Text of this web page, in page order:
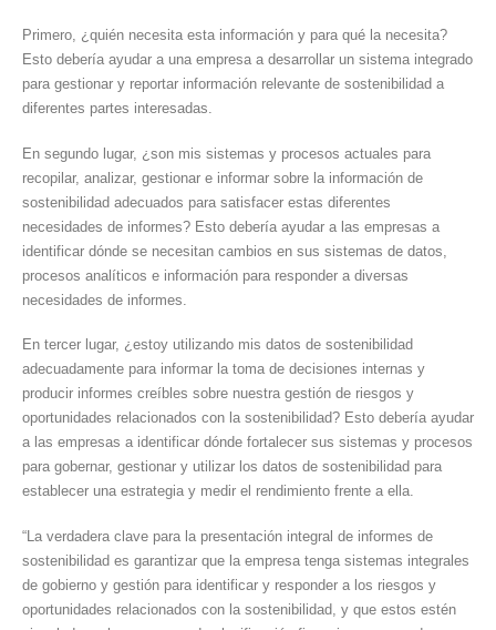
Primero, ¿quién necesita esta información y para qué la necesita?
Esto debería ayudar a una empresa a desarrollar un sistema integrado
para gestionar y reportar información relevante de sostenibilidad a
diferentes partes interesadas.
En segundo lugar, ¿son mis sistemas y procesos actuales para
recopilar, analizar, gestionar e informar sobre la información de
sostenibilidad adecuados para satisfacer estas diferentes
necesidades de informes? Esto debería ayudar a las empresas a
identificar dónde se necesitan cambios en sus sistemas de datos,
procesos analíticos e información para responder a diversas
necesidades de informes.
En tercer lugar, ¿estoy utilizando mis datos de sostenibilidad
adecuadamente para informar la toma de decisiones internas y
producir informes creíbles sobre nuestra gestión de riesgos y
oportunidades relacionados con la sostenibilidad? Esto debería ayudar
a las empresas a identificar dónde fortalecer sus sistemas y procesos
para gobernar, gestionar y utilizar los datos de sostenibilidad para
establecer una estrategia y medir el rendimiento frente a ella.
“La verdadera clave para la presentación integral de informes de
sostenibilidad es garantizar que la empresa tenga sistemas integrales
de gobierno y gestión para identificar y responder a los riesgos y
oportunidades relacionados con la sostenibilidad, y que estos estén